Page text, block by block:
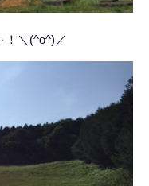
！＼(^o^)／